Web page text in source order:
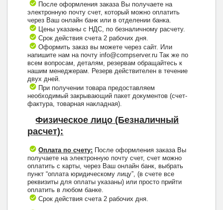
После оформления заказа Вы получаете на
электронную почту счет, который можно оплатить
через Ваш онлайн банк или в отделении банка.
Цены указаны с НДС, по безналичному расчету.
Срок действия счета 2 рабочих дня.
Оформить заказ вы можете через сайт. Или
напишите нам на почту info@compserver.ru Так же по
всем вопросам, деталям, резервам обращайтесь к
нашим менеджерам. Резерв действителен в течение
двух дней.
При получении товара предоставляем
необходимый закрывающий пакет документов (счет-
фактура, товарная накладная).
Физическое лицо (Безналичный
расчет):
Оплата по счету: После оформления заказа Вы
получаете на электронную почту счет, счет можно
оплатить с карты, через Ваш онлайн банк, выбрать
пункт “оплата юридическому лицу”, (в счете все
реквизиты для оплаты указаны) или просто прийти
оплатить в любом банке.
Срок действия счета 2 рабочих дня.